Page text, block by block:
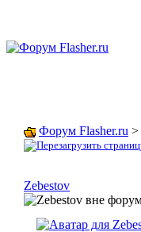
Форум Flasher.ru >
Zebestov